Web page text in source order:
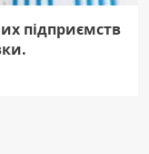
підприємств